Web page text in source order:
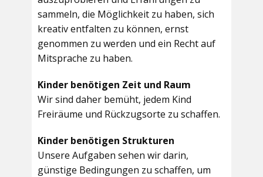
sammeln, die Möglichkeit zu haben, sich
kreativ entfalten zu können, ernst
genommen zu werden und ein Recht auf
Mitsprache zu haben.
Kinder benötigen Zeit und Raum
Wir sind daher bemüht, jedem Kind
Freiräume und Rückzugsorte zu schaffen.
Kinder benötigen Strukturen
Unsere Aufgaben sehen wir darin,
günstige Bedingungen zu schaffen, um